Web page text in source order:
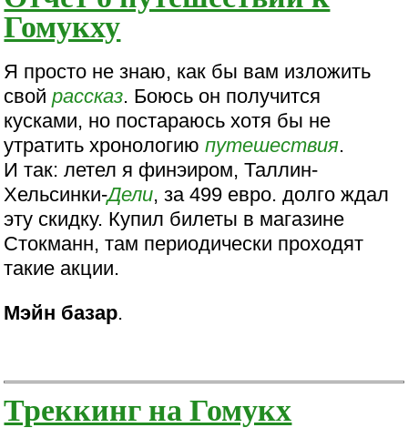
Гомукху
Я просто не знаю, как бы вам изложить
свойрассказ. Боюсь он получится
кусками, но постараюсь хотя бы не
утратить хронологиюпутешествия.
И так: летел я финэиром, Таллин-
Хельсинки-Дели, за 499 евро. долго ждал
эту скидку. Купил билеты в магазине
Стокманн, там периодически проходят
такие акции.
Мэйн базар.
Треккинг на Гомукх